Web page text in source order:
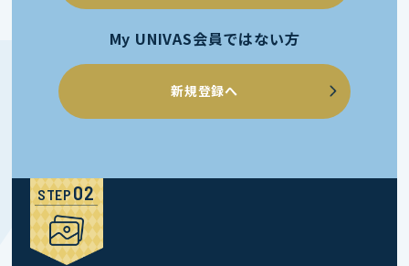
My UNIVAS会員ではない方
新規登録へ
STEP